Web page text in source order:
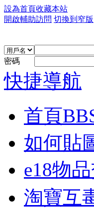
設為首頁收藏本站
開啟輔助訪問 切換到窄版
密碼
快捷導航
首頁
如何貼
e18物
淘寶互